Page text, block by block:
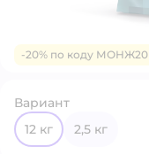
-20% по коду МОНЖ20
Вариант
12 кг
2,5 кг